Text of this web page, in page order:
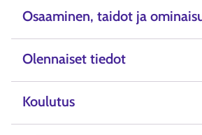
Osaaminen, taidot ja
Olennaiset tiedot
Koulutus